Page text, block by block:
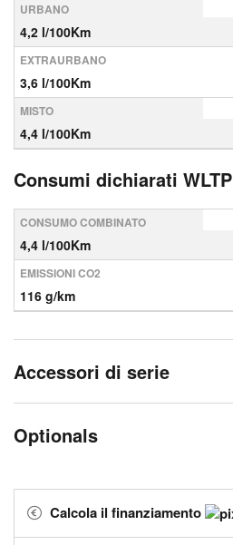
URBANO
4,2 l/100Km
EXTRAURBANO
3,6 l/100Km
MISTO
4,4 l/100Km
Consumi dichiarati WLTP
CONSUMO COMBINATO
4,4 l/100Km
EMISSIONI CO2
116 g/km
Accessori di serie
Optionals
Calcola il finanziamento